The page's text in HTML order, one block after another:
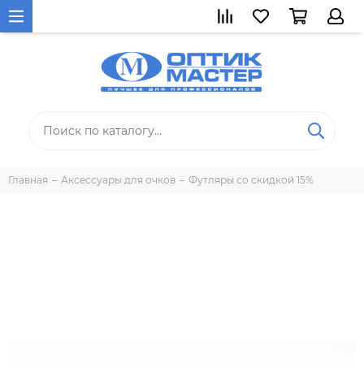
Главная Аксессуары для очков Футляры со скидкой 15%